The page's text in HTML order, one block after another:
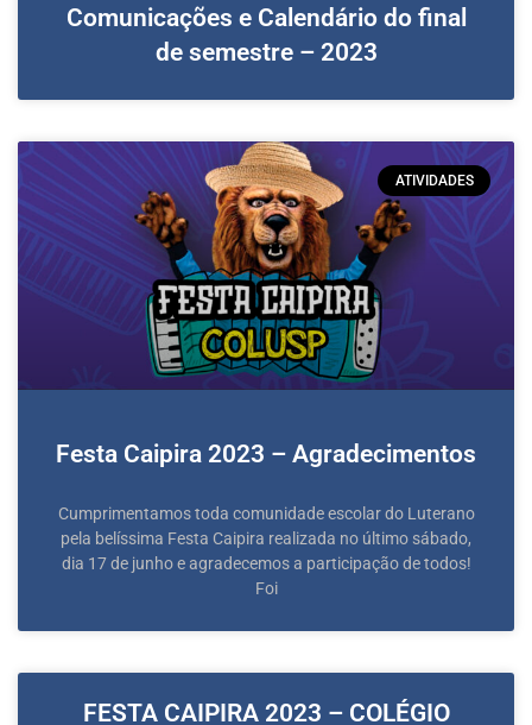
Comunicações e Calendário do final
de semestre – 2023
ATIVIDADES
Festa Caipira 2023 – Agradecimentos
Cumprimentamos toda comunidade escolar do Luterano
pela belíssima Festa Caipira realizada no último sábado,
dia 17 de junho e agradecemos a participação de todos!
Foi
FESTA CAIPIRA 2023 – COLÉGIO